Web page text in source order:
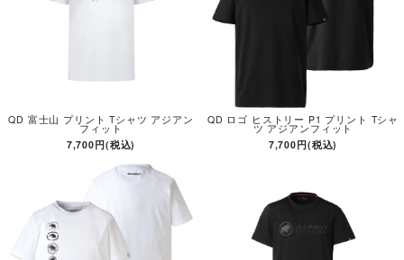
QD 富士山 プリント Tシャツ アジアン
フィット
7,700円(税込)
QD ロゴ ヒストリー P1 プリント Tシャ
ツ アジアンフィット
7,700円(税込)